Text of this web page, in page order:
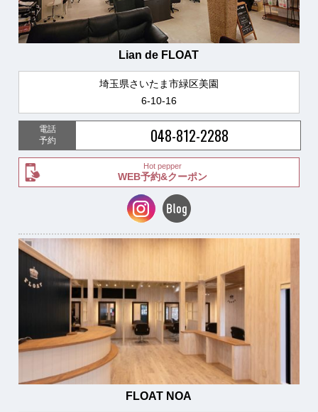
Lian de FLOAT
埼玉県さいたま市緑区美園
6-10-16
電話
予約
048-812-2288
Hot pepper
WEB予約&クーポン
FLOAT NOA